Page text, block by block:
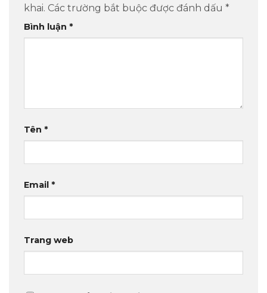
khai. Các trường bắt buộc được đánh dấu *
Bình luận *
Tên *
Email *
Trang web